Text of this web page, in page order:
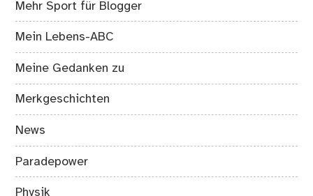
Mehr Sport für Blogger
Mein Lebens-ABC
Meine Gedanken zu
Merkgeschichten
News
Paradepower
Physik